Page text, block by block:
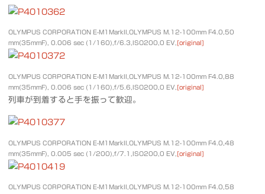
OLYMPUS CORPORATION E-M1MarkII,OLYMPUS M.12-100mm F4.0,50
mm(35mmF), 0.006 sec (1/160),f/6.3,ISO200,0 EV, [original]
OLYMPUS CORPORATION E-M1MarkII,OLYMPUS M.12-100mm F4.0,88
mm(35mmF), 0.006 sec (1/160),f/5.6,ISO200,0 EV, [original]
列車が到着すると手を振って歓迎。
OLYMPUS CORPORATION E-M1MarkII,OLYMPUS M.12-100mm F4.0,48
mm(35mmF), 0.005 sec (1/200),f/7.1,ISO200,0 EV, [original]
OLYMPUS CORPORATION E-M1MarkII,OLYMPUS M.12-100mm F4.0,58